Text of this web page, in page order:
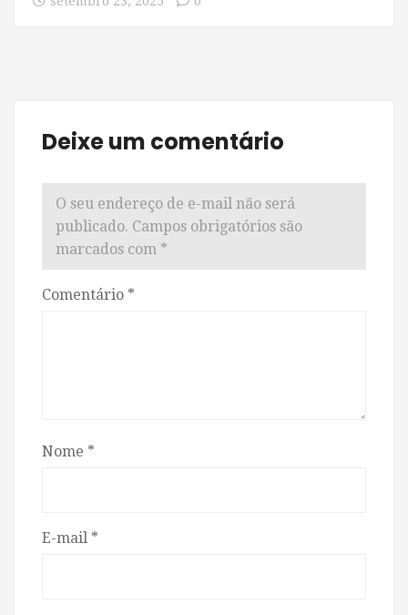
Deixe um comentário
O seu endereço de e-mail não será
publicado. Campos obrigatórios são
marcados com *
Comentário *
Nome *
E-mail *